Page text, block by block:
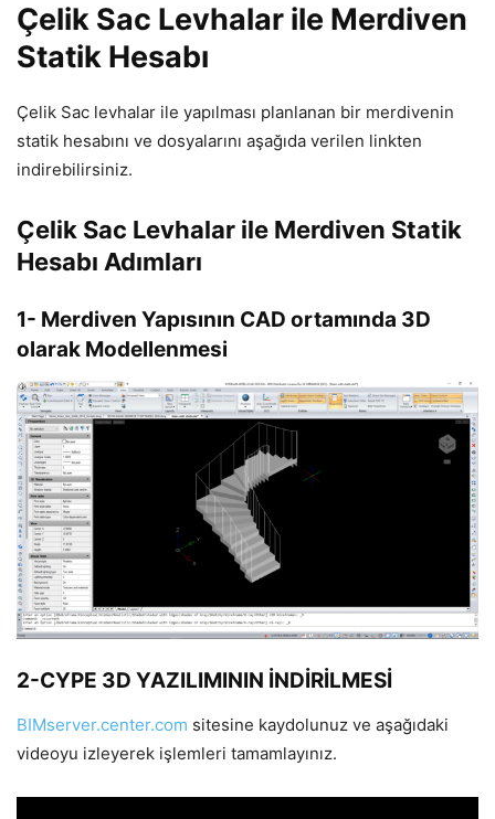
Çelik Sac Levhalar ile Merdiven
Statik Hesabı
Çelik Sac levhalar ile yapılması planlanan bir merdivenin
statik hesabını ve dosyalarını aşağıda verilen linkten
indirebilirsiniz.
Çelik Sac Levhalar ile Merdiven Statik
Hesabı Adımları
1- Merdiven Yapısının CAD ortamında 3D
olarak Modellenmesi
2-CYPE 3D YAZILIMININ İNDİRİLMESİ
BIMserver.center.com sitesine kaydolunuz ve aşağıdaki
videoyu izleyerek işlemleri tamamlayınız.